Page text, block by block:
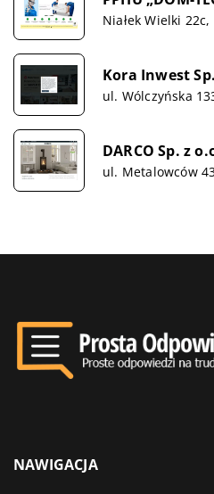
Niałek Wielki
Kora Inwest
ul. Wólczyńska
DARCO Sp. z
ul. Metalowców
NAWIGACJA